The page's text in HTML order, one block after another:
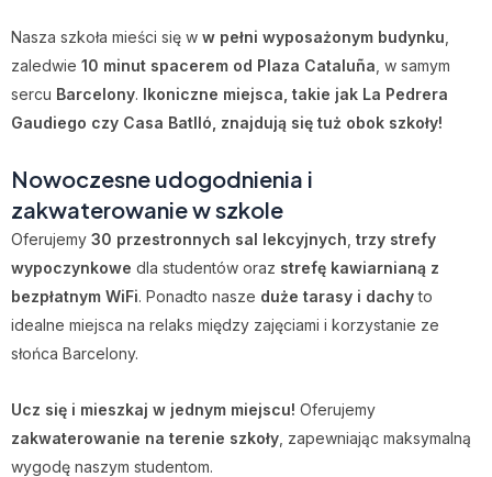
Nasza szkoła mieści się w w pełni wyposażonym budynku
zaledwie 10 minut spacerem od Plaza Cataluña , w samym
sercu Barcelony. Ikoniczne miejsca, takie jak La Pedrera
Gaudiego czy Casa Batlló, znajdują się tuż obok szkoły!
Nowoczesne udogodnienia i
zakwaterowanie w szkole
Oferujemy 30 przestronnych sal lekcyjnych trzy strefy
wypoczynkowe dla studentów oraz strefę kawiarnianą z
bezpłatnym WiFi. Ponadto nasze duże tarasy i dachyto
idealne miejsca na relaks między zajęciami i korzystanie ze
słońca Barcelony.
Ucz się i mieszkaj w jednym miejscu! Oferujemy
zakwaterowanie na terenie szkoły , zapewniając maksymalną
wygodę naszym studentom.